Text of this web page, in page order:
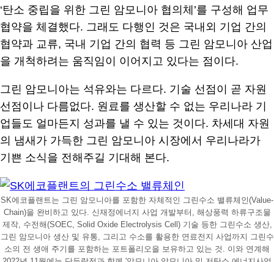
‘탄소 중립을 위한 그린 암모니아 협의체’를 구성해 업무
협약을 체결했다. 그래도 다행인 것은 국내외 기업 간의
협약과 교류, 국내 기업 간의 협력 등 그린 암모니아 산업
을 개척하려는 움직임이 이어지고 있다는 점이다.
그린 암모니아는 석유와는 다르다. 기술 선점이 곧 자원
선점이나 다름없다. 원료를 생산할 수 없는 우리나라 기
업들도 얼마든지 성과를 낼 수 있는 것이다. 차세대 자원
의 냄새가 가득한 그린 암모니아 시장에서 우리나라가
기쁜 소식을 전해주길 기대해 본다.
SK에코플랜트는 그린 암모니아를 포함한 자체적인 그린수소 밸류체인(Value-
Chain)을 완비하고 있다. 신재정에너지 사업 개발부터, 해상풍력 하류구조물
제작, 수전해(SOEC, Solid Oxide Electrolysis Cell) 기술 등한 그린수소 생산,
그린 암모니아 생산 및 유통, 그리고 수소를 활용한 연료전지 사업까지 그린수
소의 전 생애 주기를 포함하는 포트폴리오을 보유하고 있는 것. 이와 연계해